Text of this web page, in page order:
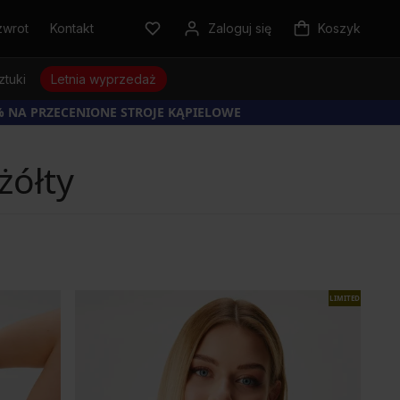
Kontakt Zaloguj się Koszyk
Letnia wyprzedaż
PRZECENIONE STROJE KĄPIELOWE
LIMITED